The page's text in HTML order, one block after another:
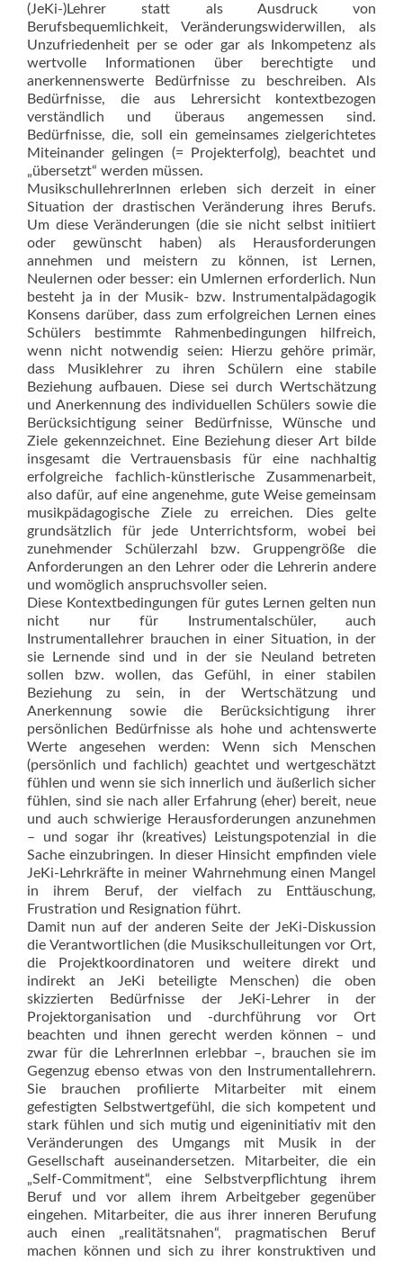
(JeKi-)Lehrer statt als Ausdruck von
Berufsbequemlichkeit, Veränderungswiderwillen, als
Unzufriedenheit per se oder gar als Inkompetenz als
wertvolle Informationen über berechtigte und
anerkennenswerte Bedürfnisse zu beschreiben. Als
Bedürfnisse, die aus Lehrersicht kontextbezogen
verständlich und überaus angemessen sind.
Bedürfnisse, die, soll ein gemeinsames zielgerichtetes
Miteinander gelingen (= Projekterfolg), beachtet und
„übersetzt“ werden müssen.
MusikschullehrerInnen erleben sich derzeit in einer
Situation der drastischen Veränderung ihres Berufs.
Um diese Veränderungen (die sie nicht selbst initiiert
oder gewünscht haben) als Herausforderungen
annehmen und meistern zu können, ist Lernen,
Neulernen oder besser: ein Umlernen erforderlich. Nun
besteht ja in der Musik- bzw. Instrumentalpädagogik
Konsens darüber, dass zum erfolgreichen Lernen eines
Schülers bestimmte Rahmenbedingungen hilfreich,
wenn nicht notwendig seien: Hierzu gehöre primär,
dass Musiklehrer zu ihren Schülern eine stabile
Beziehung aufbauen. Diese sei durch Wertschätzung
und Anerkennung des individuellen Schülers sowie die
Berücksichtigung seiner Bedürfnisse, Wünsche und
Ziele gekennzeichnet. Eine Beziehung dieser Art bilde
insgesamt die Vertrauensbasis für eine nachhaltig
erfolgreiche fachlich-künstlerische Zusam­menarbeit,
also dafür, auf eine angenehme, gute Weise gemeinsam
musikpädagogische Ziele zu erreichen. Dies gelte
grundsätzlich für jede Unterrichtsform, wobei bei
zunehmender Schülerzahl bzw. Gruppengröße die
Anforderungen an den Lehrer oder die Lehrerin andere
und womöglich anspruchsvoller seien.
Diese Kontextbedingungen für gutes Lernen gelten nun
nicht nur für Instrumentalschüler, auch
Instrumentallehrer brauchen in einer Situation, in der
sie Lernende sind und in der sie Neuland betreten
sollen bzw. wollen, das Gefühl, in einer stabilen
Beziehung zu sein, in der Wertschätzung und
Anerkennung sowie die Berücksichtigung ihrer
persönlichen Bedürfnisse als hohe und achtenswerte
Werte angesehen werden: Wenn sich Menschen
(persönlich und fachlich) geachtet und wertgeschätzt
fühlen und wenn sie sich innerlich und äußerlich sicher
fühlen, sind sie nach aller Erfahrung (eher) bereit, neue
und auch schwierige Herausforderungen anzunehmen
– und sogar ihr (kreatives) Leistungspoten­zial in die
Sache einzubringen. In dieser Hinsicht empfinden viele
JeKi-Lehrkräfte in meiner Wahrnehmung einen Mangel
in ihrem Beruf, der vielfach zu Enttäuschung,
Frustration und Resignation führt.
Damit nun auf der anderen Seite der JeKi-Diskussion
die Verantwortlichen (die Musikschulleitungen vor Ort,
die Projektkoordinatoren und weitere direkt und
indirekt an JeKi beteiligte Menschen) die oben
skizzierten Bedürfnisse der JeKi-Lehrer in der
Projektorganisation und -durchführung vor Ort
beachten und ihnen gerecht werden können – und
zwar für die LehrerInnen erlebbar –, brauchen sie im
Gegenzug ebenso etwas von den Instrumentallehrern.
Sie brauchen profilierte Mitarbeiter mit einem
gefestigten Selbstwertgefühl, die sich kompetent und
stark fühlen und sich mutig und eigeninitiativ mit den
Veränderungen des Umgangs mit Musik in der
Gesellschaft auseinandersetzen. Mitarbeiter, die ein
„Self-Commitment“, eine Selbstverpflichtung ihrem
Beruf und vor allem ihrem Arbeitgeber gegenüber
eingehen. Mitarbeiter, die aus ihrer inneren Berufung
auch einen „realitätsnahen“, pragmatischen Beruf
machen können und sich zu ihrer konst­ruktiven und